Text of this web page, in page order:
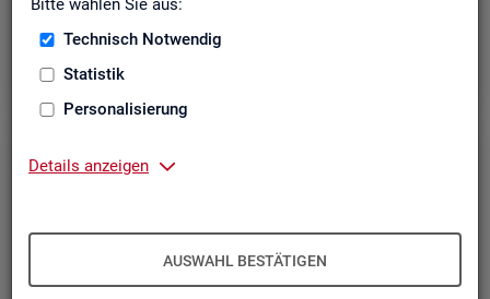
Bitte wählen Sie aus:
Technisch Notwendig
Statistik
Personalisierung
Details anzeigen
AUSWAHL BESTÄTIGEN